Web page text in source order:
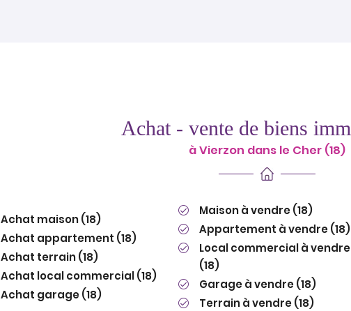
Achat - vente de biens
à Vierzon dans le Cher (18)
Achat maison (18)
Achat appartement (18)
Achat terrain (18)
Achat local commercial (18)
Achat garage (18)
Maison à vendre (18)
Appartement à vendre (18)
Local commercial à vendre
(18)
Garage à vendre (18)
Terrain à vendre (18)